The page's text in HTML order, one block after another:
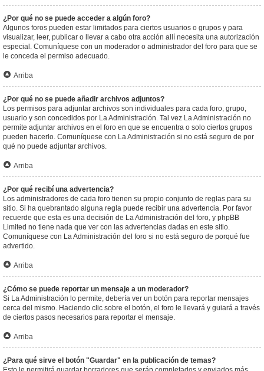
¿Por qué no se puede acceder a algún foro?
Algunos foros pueden estar limitados para ciertos usuarios o grupos y para
visualizar, leer, publicar o llevar a cabo otra acción allí necesita una autorización
especial. Comuníquese con un moderador o administrador del foro para que se
le conceda el permiso adecuado.
Arriba
¿Por qué no se puede añadir archivos adjuntos?
Los permisos para adjuntar archivos son individuales para cada foro, grupo,
usuario y son concedidos por La Administración. Tal vez La Administración no
permite adjuntar archivos en el foro en que se encuentra o solo ciertos grupos
pueden hacerlo. Comuníquese con La Administración si no está seguro de por
qué no puede adjuntar archivos.
Arriba
¿Por qué recibí una advertencia?
Los administradores de cada foro tienen su propio conjunto de reglas para su
sitio. Si ha quebrantado alguna regla puede recibir una advertencia. Por favor
recuerde que esta es una decisión de La Administración del foro, y phpBB
Limited no tiene nada que ver con las advertencias dadas en este sitio.
Comuníquese con La Administración del foro si no está seguro de porqué fue
advertido.
Arriba
¿Cómo se puede reportar un mensaje a un moderador?
Si La Administración lo permite, debería ver un botón para reportar mensajes
cerca del mismo. Haciendo clic sobre el botón, el foro le llevará y guiará a través
de ciertos pasos necesarios para reportar el mensaje.
Arriba
¿Para qué sirve el botón "Guardar" en la publicación de temas?